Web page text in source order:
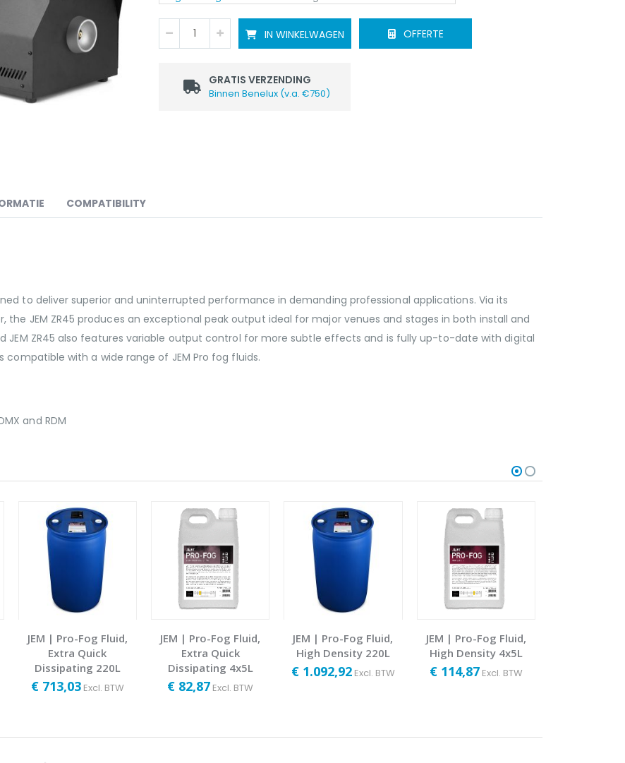
IN WINKELWAGEN OFFERTE
GRATIS VERZENDING
Binnen Benelux (v.a. €750)
to deliver superior and uninterrupted performance in demanding professional applications. Via its
JEM ZR45 produces an exceptional peak output ideal for major venues and stages in both install and
ZR45 also features variable output control for more subtle effects and is fully up-to-date with digital
compatible with a wide range of JEM Pro fog fluids.
and RDM
COMPATIBILITY
JEM | Pro-Fog Fluid,
Extra Quick
Dissipating 220L
€ 713,03 Excl. BTW
JEM | Pro-Fog Fluid,
Extra Quick
Dissipating 4x5L
€ 82,87 Excl. BTW
JEM | Pro-Fog Fluid,
High Density 220L
€ 1.092,92 Excl. BTW
JEM | Pro-Fog Fluid,
High Density 4x5L
€ 114,87 Excl. BTW